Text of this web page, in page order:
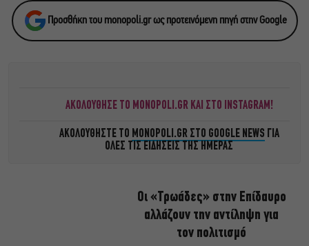
Προσθήκη του monopoli.gr ως προτεινόμενη πηγή στην Google
ΑΚΟΛΟΥΘΗΣΕ ΤΟ MONOPOLI.GR ΚΑΙ ΣΤΟ INSTAGRAM!
ΑΚΟΛΟΥΘΗΣΤΕ ΤΟ MONOPOLI.GR ΣΤΟ GOOGLE NEWS ΓΙΑ
ΟΛΕΣ ΤΙΣ ΕΙΔΗΣΕΙΣ ΤΗΣ ΗΜΕΡΑΣ
Οι «Τρωάδες» στην Επίδαυρο
αλλάζουν την αντίληψη για
τον πολιτισμό